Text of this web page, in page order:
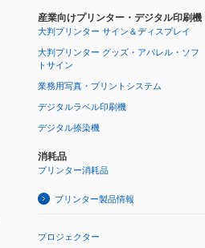
産業向けプリンター・デジタル印刷機
大判プリンター サイン＆ディスプレイ
大判プリンター グッズ・アパレル・ソフ
トサイン
業務用写真・プリントシステム
デジタルラベル印刷機
デジタル捺染機
消耗品
プリンター消耗品
プリンター製品情報
プロジェクター